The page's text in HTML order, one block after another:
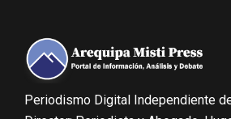
Periodismo Digital Independiente